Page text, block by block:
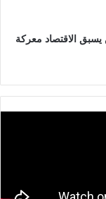
الاقتصاد معركة